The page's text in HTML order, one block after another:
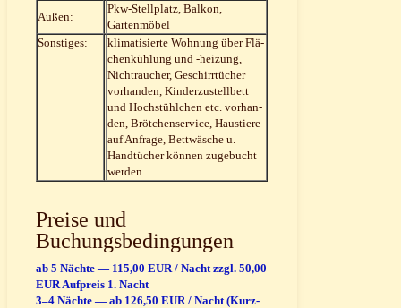
Außen:
Pkw-Stell­platz, Bal­kon,
Gartenmöbel
Sons­ti­ges:
kli­ma­ti­sier­te Woh­nung über Flä­
chen­küh­lung und ‑hei­zung,
Nicht­rau­cher, Geschirr­tü­cher
vor­han­den, Kin­der­zu­stell­bett
und Hoch­stühl­chen etc. vor­han­
den, Bröt­chen­ser­vice, Haus­tie­re
auf Anfra­ge, Bett­wä­sche u.
Hand­tü­cher kön­nen zuge­bucht
werden
Prei­se und
Buchungsbedingungen
ab 5 Näch­te — 115,00 EUR / Nacht zzgl. 50,00
EUR Auf­preis 1. Nacht
3–4 Näch­te — ab 126,50 EUR / Nacht (Kurz­